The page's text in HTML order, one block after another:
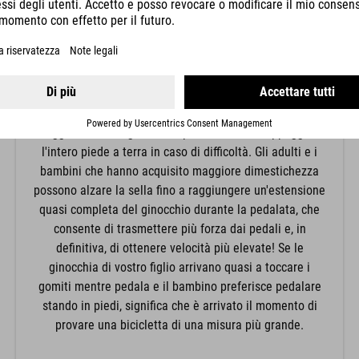
POSIZIONE DELLE GINOCCHIA
La posizione delle ginocchia è determinata dall'altezza
della sella. Per i principianti si raccomanda un'altezza
più bassa per la sella, che porta a piegare
maggiormente le ginocchia, permettendo di appoggiare
l'intero piede a terra in caso di difficoltà. Gli adulti e i
bambini che hanno acquisito maggiore dimestichezza
possono alzare la sella fino a raggiungere un'estensione
quasi completa del ginocchio durante la pedalata, che
consente di trasmettere più forza dai pedali e, in
definitiva, di ottenere velocità più elevate! Se le
ginocchia di vostro figlio arrivano quasi a toccare i
gomiti mentre pedala e il bambino preferisce pedalare
stando in piedi, significa che è arrivato il momento di
provare una bicicletta di una misura più grande.